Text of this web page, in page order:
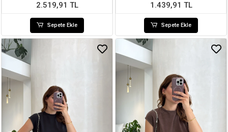
2.519,91 TL
Sepete Ekle
1.439,91 TL
Sepete Ekle